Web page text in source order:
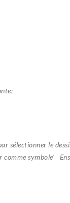
sélectionner le
comme symbole'